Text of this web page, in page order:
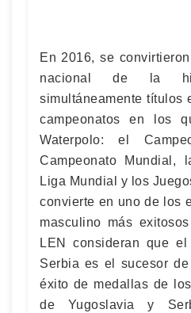
En 2016, se
nacional de la
simultáneamente títulos
campeonatos en los
Waterpolo: el
Campeonato Mundial,
Liga Mundial y los
convierte en uno de los
masculino más
LEN consideran que
Serbia es el sucesor
éxito de medallas de
de Yugoslavia y